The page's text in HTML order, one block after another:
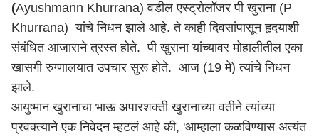
(Ayushmann Khurrana) वडील एस्ट्रोलॉजर पी खुराना (P
Khurrana) यांचे निधन झाले आहे. ते काही दिवसांपासून हृदयाशी
संबंधित आजाराने त्रस्त होते. पी खुराना यांच्यावर मोहालीतील एका
खासगी रुग्णालयात उपचार सुरू होते. आज (19 मे) त्यांचे निधन
झाले.
आयुष्मान खुरानाचा भाऊ अपारशक्ती खुरानाच्या वतीने त्यांच्या
प्रवक्त्याने एक निवेदन म्हटलं आहे की, 'आम्हाला कळविण्यास अत्यंत